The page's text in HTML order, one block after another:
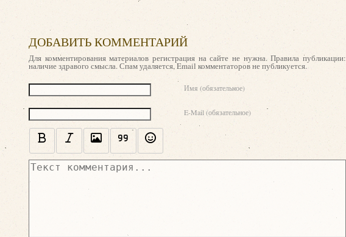
ДОБАВИТЬ КОММЕНТАРИЙ
Для комментирования материалов регистрация на сайте не нужна. Правила публикации:
наличие здравого смысла. Спам удаляется, Email комментаторов не публикуется.
Имя (обязательное)
E-Mail (обязательное)
Текст комментария